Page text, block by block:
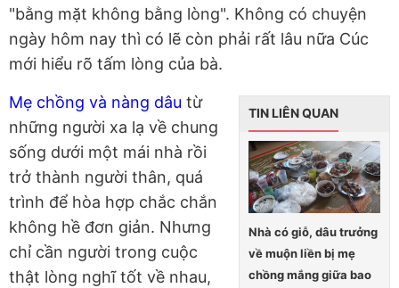
"bằng mặt không bằng lòng". Không có chuyện
ngày hôm nay thì có lẽ còn phải rất lâu nữa Cúc
mới hiểu rõ tấm lòng của bà.
TIN LIÊN QUAN
Nhà có giỗ, dâu trưởng
về muộn liền bị mẹ
chồng mắng giữa bao
Mẹ chồng và nàng dâu từ
những người xa lạ về chung
sống dưới một mái nhà rồi
trở thành người thân, quá
trình để hòa hợp chắc chắn
không hề đơn giản. Nhưng
chỉ cần người trong cuộc
thật lòng nghĩ tốt về nhau,